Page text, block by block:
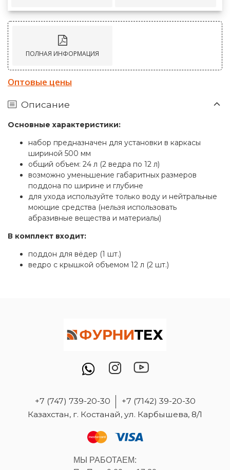
ПОЛНАЯ ИНФОРМАЦИЯ
Оптовые цены
Описание
Основные характеристики:
набор предназначен для установки в каркасы
шириной 500 мм
общий объем: 24 л (2 ведра по 12 л)
возможно уменьшение габаритных размеров
поддона по ширине и глубине
для ухода используйте только воду и нейтральные
моющие средства (нельзя использовать
абразивные вещества и материалы)
В комплект входит:
поддон для вёдер (1 шт.)
ведро с крышкой объемом 12 л (2 шт.)
+7 (747) 739-20-30
+7 (7142) 39-20-30
Казахстан, г. Костанай, ул. Карбышева, 8/1
МЫ РАБОТАЕМ: